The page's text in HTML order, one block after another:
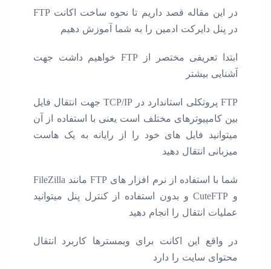
در این مقاله قصد داریم تا نحوه ساخت اکانت FTP
در پنل دایرکت ادمین را به شما آموزش دهیم
ابتدا تعریفی مختصر از FTP خواهیم داشت جهت
آشنایی بیشتر
FTP پروتکلی استاندارد در TCP/IP جهت انتقال فایل
بین کامپیوترهای مختلف است یعنی با استفاده از آن
میتوانید فایل های خود را از رایانه به یک هاست
میزبانی انتقال دهید
شما با استفاده از نرم افزار های FTP مانند FileZilla
و CuteFTP و بدون استفاده از کنترل پنل میتوانید
عملیات انتقال را انجام دهید
در واقع این اکانت برای وبمسترها کاربرد انتقال
محتوای سایت را دارد